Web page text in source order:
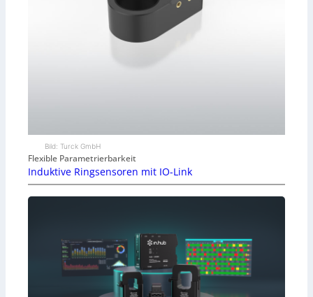
Bild: Turck GmbH
Flexible Parametrierbarkeit
Induktive Ringsensoren mit IO-Link